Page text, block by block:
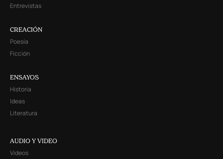
Entrevistas
CREACIÓN
Poesía
Ficción
ENSAYOS
Historia
Ideas
Literatura
AUDIO Y VIDEO
Videos